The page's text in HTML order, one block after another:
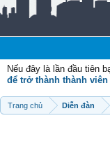
Nếu đây là lần đầu tiên
để trở thành thành viên
Trang chủ Diễn đàn